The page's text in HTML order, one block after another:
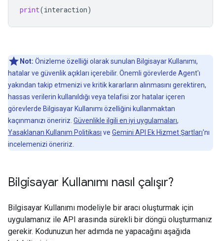
print(interaction)
Not: Önizleme özelliği olarak sunulan Bilgisayar Kullanımı,
hatalar ve güvenlik açıkları içerebilir. Önemli görevlerde Agent'ı
yakından takip etmenizi ve kritik kararların alınmasını gerektiren,
hassas verilerin kullanıldığı veya telafisi zor hatalar içeren
görevlerde Bilgisayar Kullanımı özelliğini kullanmaktan
kaçınmanızı öneririz. Güvenlikle ilgili en iyi uygulamaları,
Yasaklanan Kullanım Politikası ve Gemini API Ek Hizmet Şartları'nı
incelemenizi öneririz.
Bilgisayar Kullanımı nasıl çalışır?
Bilgisayar Kullanımı modeliyle bir aracı oluşturmak için
uygulamanız ile API arasında sürekli bir döngü oluşturmanız
gerekir. Kodunuzun her adımda ne yapacağını aşağıda